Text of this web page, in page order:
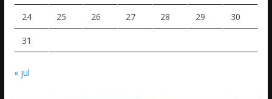
24 25 26 27 28 29 30
31
« jul